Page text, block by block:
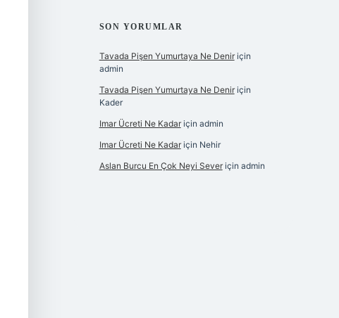
SON YORUMLAR
Tavada Pişen Yumurtaya Ne Deniriçin
admin
Tavada Pişen Yumurtaya Ne Deniriçin
Kader
Imar Ücreti Ne Kadariçin admin
Imar Ücreti Ne Kadariçin Nehir
Aslan Burcu En Çok Neyi Severiçin admin